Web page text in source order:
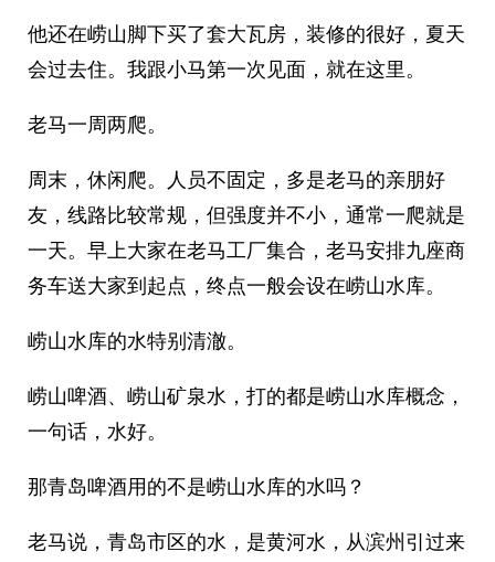
他还在崂山脚下买了套大瓦房，装修的很好，夏天
会过去住。我跟小马第一次见面，就在这里。
老马一周两爬。
周末，休闲爬。人员不固定，多是老马的亲朋好
友，线路比较常规，但强度并不小，通常一爬就是
一天。早上大家在老马工厂集合，老马安排九座商
务车送大家到起点，终点一般会设在崂山水库。
崂山水库的水特别清澈。
崂山啤酒、崂山矿泉水，打的都是崂山水库概念，
一句话，水好。
那青岛啤酒用的不是崂山水库的水吗？
老马说，青岛市区的水，是黄河水，从滨州引过来